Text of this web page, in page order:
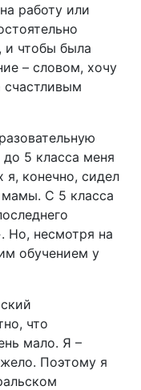
работу или
и чтобы была
– словом, хочу
5 класса меня
конечно, сидел
С 5 класса
Но, несмотря на
обучением у
что
мало. Я –
Поэтому я